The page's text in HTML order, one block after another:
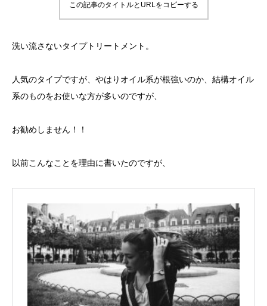
この記事のタイトルとURLをコピーする
洗い流さないタイプトリートメント。
人気のタイプですが、やはりオイル系が根強いのか、結構オイル
系のものをお使いな方が多いのですが、
お勧めしません！！
以前こんなことを理由に書いたのですが、